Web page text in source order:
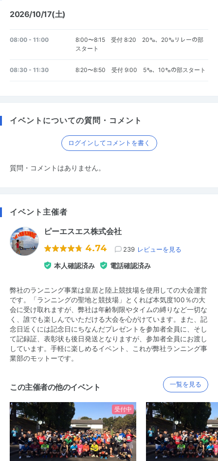
2026/10/17(土)
08:00 - 11:00
8:00〜8:15 受付 8:20 20㌔、20㌔リレーの部
スタート
08:30 - 11:30 8:20〜8:50 受付 9:00 5㌔、10㌔の部スタート
イベントについての質問・コメント
ログインしてコメントを書く
質問・コメントはありません。
イベント主催者
ピーエスエス株式会社
4.74 239 レビューを見る
本人確認済み 電話確認済み
弊社のランニング事業は皇居と陸上競技場を使用しての大会運営
です。「ランニングの聖地と競技場」とくれば本気度100％の大
会に受け取れますが、弊社は年齢制限やタイムの縛りなど一切な
く、誰でも楽しんでいただける大会を心がけています。また、記
念日近くには記念日にちなんだプレゼントを参加者全員に、そし
て記録証、表彰状も後日発送となりますが、参加者全員にお渡し
しています。手軽に楽しめるイベント、これが弊社ランニング事
業部のモットーです。
この主催者の他のイベント 一覧を見る
受付中